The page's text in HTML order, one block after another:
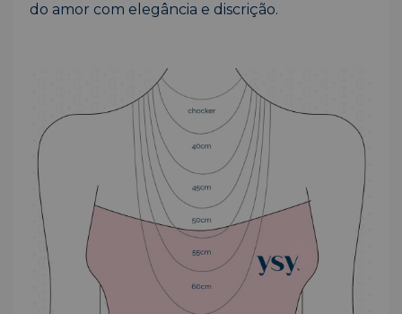
do amor com elegância e discrição.